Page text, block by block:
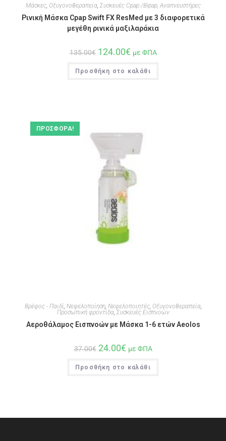
Μάσκες, Οξυγονοθεραπεία, Συσκευές Cpap /Bipap, Αναπνευστήρες
Ρινική Μάσκα Cpap Swift FX ResMed με 3 διαφορετικά
μεγέθη ρινικά μαξιλαράκια
135.00€ 124.00€ με ΦΠΑ
Προσθήκη στο καλάθι
ΠΡΟΣΦΟΡΆ!
Βρέφος - Παιδί, Νεφελοποίηση, Νεφελοποιητές, Οξυγονοθεραπεία,
Προσωπική φροντίδα, Συσκευές Εισπνοών
Αεροθάλαμος Εισπνοών με Μάσκα 1-6 ετών Aeolos
37.00€ 24.00€ με ΦΠΑ
Προσθήκη στο καλάθι